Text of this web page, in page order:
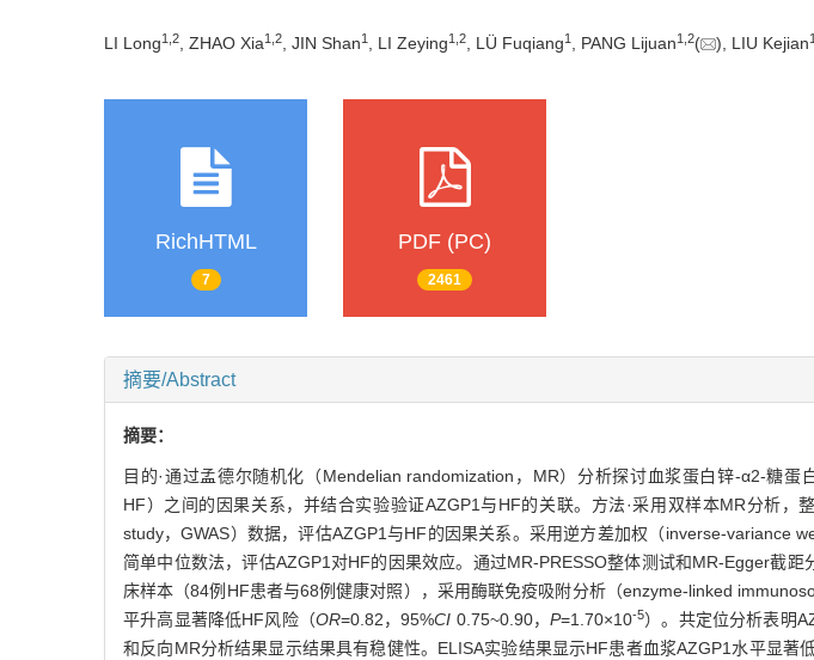
LI Long1 2 , ZHAO Xia1 2 , JIN Shan1 , LI Zeying1 2 , LÜ Fuqiang1 , PANG Lijuan1 2( ), LIU Kejian1
RichHTML
7
PDF (PC)
2461
摘要/Abstract
摘要：
目的·通过孟德尔随机化（Mendelian randomization，MR）分析探讨血浆蛋白锌-α2-糖
HF）之间的因果关系，并结合实验验证AZGP1与HF的关联。方法·采用双样本MR分析
study，GWAS）数据，评估AZGP1与HF的因果关系。采用逆方差加权（inverse-variance
简单中位数法，评估AZGP1对HF的因果效应。通过MR-PRESSO整体测试和MR-Egger截
床样本（84例HF患者与68例健康对照），采用酶联免疫吸附分析（enzyme-linked
平升高显著降低HF风险（OR=0.82，95%CI 0.75~0.90， P=1.70×10-5）。共定位分析表明
和反向MR分析结果显示结果具有稳健性。ELISA实验结果显示HF患者血浆AZGP1水平显